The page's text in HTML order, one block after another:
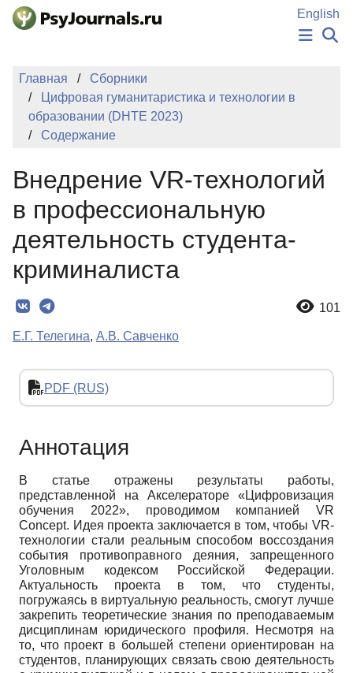
Перейти к основному содержанию
English
НОВОСТИ
АВТОРЫ
ПОДАТЬ РУКОПИСЬ
Регистрация
Вход
Главная
Сборники
Цифровая гуманитаристика и технологии в
образовании (DHTE 2023)
Содержание
Внедрение VR-технологий
в профессиональную
деятельность студента-
криминалиста
101
Е.Г. Телегина, А.В. Савченко
PDF (RUS)
Аннотация
В статье отражены результаты работы,
представленной на Акселераторе «Цифровизация
обучения 2022», проводимом компанией VR
Concept. Идея проекта заключается в том, чтобы VR-
технологии стали реальным способом воссоздания
события противоправного деяния, запрещенного
Уголовным кодексом Российской Федерации.
Актуальность проекта в том, что студенты,
погружаясь в виртуальную реальность, смогут лучше
закрепить теоретические знания по преподаваемым
дисциплинам юридического профиля. Несмотря на
то, что проект в большей степени ориентирован на
студентов, планирующих связать свою деятельность